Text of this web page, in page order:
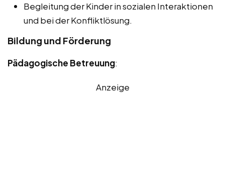
Begleitung der Kinder in sozialen Interaktionen
und bei der Konfliktlösung.
Bildung und Förderung
Pädagogische Betreuung:
Anzeige